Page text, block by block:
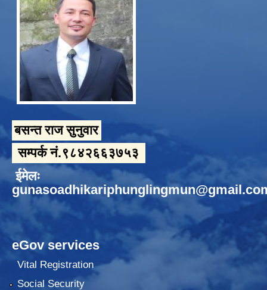
बसन्त राज सुनुवार
सम्पर्क नं.९८४२६६३७५३
ईमेलः
eGov services
Vital Registration
Social Security